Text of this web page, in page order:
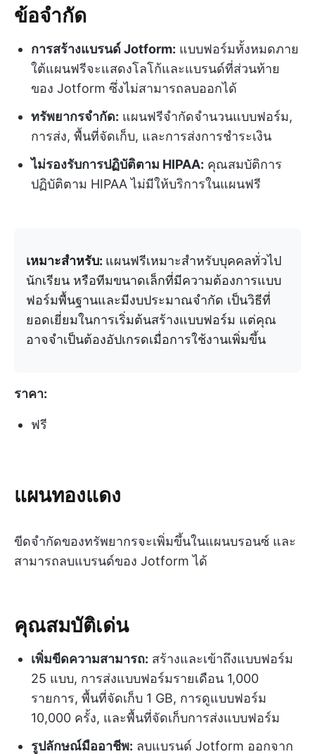
ข้อจำกัด
การสร้างแบรนด์ Jotform: แบบฟอร์มทั้งหมดภาย
ใต้แผนฟรีจะแสดงโลโก้และแบรนด์ที่ส่วนท้าย
ของ Jotform ซึ่งไม่สามารถลบออกได้
ทรัพยากรจำกัด: แผนฟรีจำกัดจำนวนแบบฟอร์ม,
การส่ง, พื้นที่จัดเก็บ, และการส่งการชำระเงิน
ไม่รองรับการปฏิบัติตาม HIPAA: คุณสมบัติการ
ปฏิบัติตาม HIPAA ไม่มีให้บริการในแผนฟรี
เหมาะสำหรับ: แผนฟรีเหมาะสำหรับบุคคลทั่วไป
นักเรียน หรือทีมขนาดเล็กที่มีความต้องการแบบ
ฟอร์มพื้นฐานและมีงบประมาณจำกัด เป็นวิธีที่
ยอดเยี่ยมในการเริ่มต้นสร้างแบบฟอร์ม แต่คุณ
อาจจำเป็นต้องอัปเกรดเมื่อการใช้งานเพิ่มขึ้น
ราคา:
ฟรี
แผนทองแดง
ขีดจำกัดของทรัพยากรจะเพิ่มขึ้นในแผนบรอนซ์ และ
สามารถลบแบรนด์ของ Jotform ได้
คุณสมบัติเด่น
เพิ่มขีดความสามารถ: สร้างและเข้าถึงแบบฟอร์ม
25 แบบ, การส่งแบบฟอร์มรายเดือน 1,000
รายการ, พื้นที่จัดเก็บ 1 GB, การดูแบบฟอร์ม
10,000 ครั้ง, และพื้นที่จัดเก็บการส่งแบบฟอร์ม
รูปลักษณ์มืออาชีพ: ลบแบรนด์ Jotform ออกจาก